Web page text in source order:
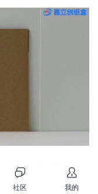
的一种工艺，用于
好的纸板或纸张按
社区 我的